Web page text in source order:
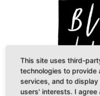
This site uses third-
technologies to provide
services, and to
users' interests. I agree